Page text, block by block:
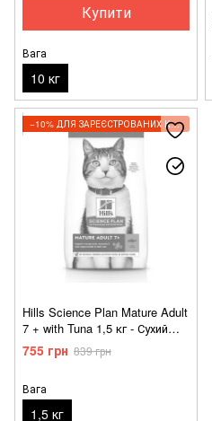
Купити
Вага
10 кг
−10% ДЛЯ ЗАРЕЄСТРОВАНИХ КЛІЄНТІВ
Hills Science Plan Mature Adult
7 + with Tuna 1,5 кг - Сухий
корм з тунцем для дорослих
котів старше 7 років
755 грн 839 грн
Вага
1,5 кг